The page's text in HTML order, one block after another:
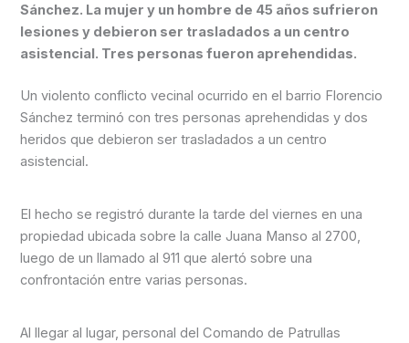
Sánchez. La mujer y un hombre de 45 años sufrieron
lesiones y debieron ser trasladados a un centro
asistencial. Tres personas fueron aprehendidas.
Un violento conflicto vecinal ocurrido en el barrio Florencio
Sánchez terminó con tres personas aprehendidas y dos
heridos que debieron ser trasladados a un centro
asistencial.
El hecho se registró durante la tarde del viernes en una
propiedad ubicada sobre la calle Juana Manso al 2700,
luego de un llamado al 911 que alertó sobre una
confrontación entre varias personas.
Al llegar al lugar, personal del Comando de Patrullas